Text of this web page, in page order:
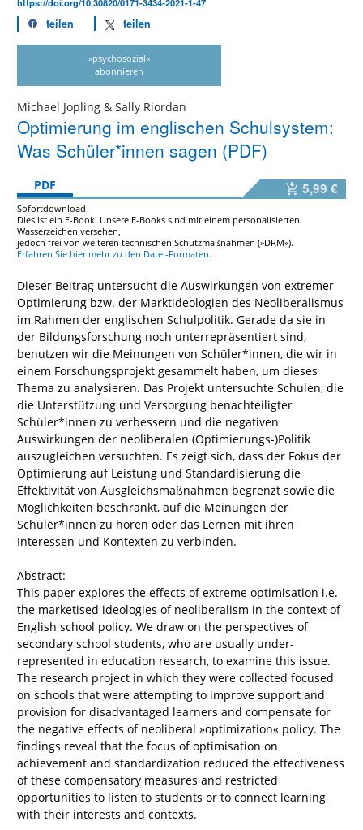
teilen teilen
»psychosozial«
abonnieren
Michael Jopling & Sally Riordan
Optimierung im englischen Schulsystem:
Was Schüler*innen sagen (PDF)
PDF 5,99 €
Sofortdownload
Dies ist ein E-Book. Unsere E-Books sind mit einem personalisierten
Wasserzeichen versehen,
jedoch frei von weiteren technischen Schutzmaßnahmen (»DRM«).
Erfahren Sie hier mehr zu den Datei-Formaten.
Dieser Beitrag untersucht die Auswirkungen von extremer
Optimierung bzw. der Marktideologien des Neoliberalismus
im Rahmen der englischen Schulpolitik. Gerade da sie in
der Bildungsforschung noch unterrepräsentiert sind,
benutzen wir die Meinungen von Schüler*innen, die wir in
einem Forschungsprojekt gesammelt haben, um dieses
Thema zu analysieren. Das Projekt untersuchte Schulen, die
die Unterstützung und Versorgung benachteiligter
Schüler*innen zu verbessern und die negativen
Auswirkungen der neoliberalen (Optimierungs-)Politik
auszugleichen versuchten. Es zeigt sich, dass der Fokus der
Optimierung auf Leistung und Standardisierung die
Effektivität von Ausgleichsmaßnahmen begrenzt sowie die
Möglichkeiten beschränkt, auf die Meinungen der
Schüler*innen zu hören oder das Lernen mit ihren
Interessen und Kontexten zu verbinden.
Abstract:
This paper explores the effects of extreme optimisation i.e.
the marketised ideologies of neoliberalism in the context of
English school policy. We draw on the perspectives of
secondary school students, who are usually under-
represented in education research, to examine this issue.
The research project in which they were collected focused
on schools that were attempting to improve support and
provision for disadvantaged learners and compensate for
the negative effects of neoliberal »optimization« policy. The
findings reveal that the focus of optimisation on
achievement and standardization reduced the effectiveness
of these compensatory measures and restricted
opportunities to listen to students or to connect learning
with their interests and contexts.